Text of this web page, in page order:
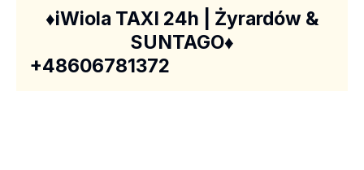
♦️iWiola TAXI 24h | Żyrardów &
SUNTAGO♦️
+48606781372